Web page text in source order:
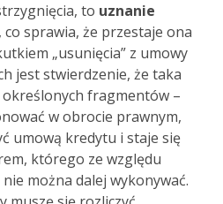
to uznanie
, co sprawia, że przestaje ona
„usunięcia” z umowy
jest stwierdzenie, że taka
fragmentów –
w obrocie prawnym,
umową kredytu i staje się
którego ze względu
można dalej wykonywać.